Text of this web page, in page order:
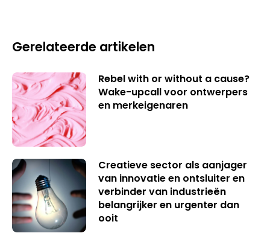
Gerelateerde artikelen
Rebel with or without a cause?
Wake-upcall voor ontwerpers
en merkeigenaren
Creatieve sector als aanjager
van innovatie en ontsluiter en
verbinder van industrieën
belangrijker en urgenter dan
ooit